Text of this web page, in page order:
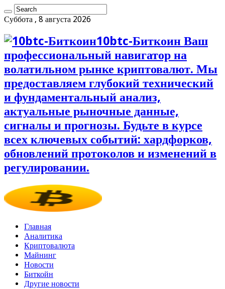
Суббота , 8 августа 2026
10btc-Биткоин Ваш
профессиональный навигатор на
волатильном рынке криптовалют. Мы
предоставляем глубокий технический
и фундаментальный анализ,
актуальные рыночные данные,
сигналы и прогнозы. Будьте в курсе
всех ключевых событий: хардфорков,
обновлений протоколов и изменений в
регулировании.
Главная
Аналитика
Криптовалюта
Майнинг
Новости
Биткойн
Другие новости